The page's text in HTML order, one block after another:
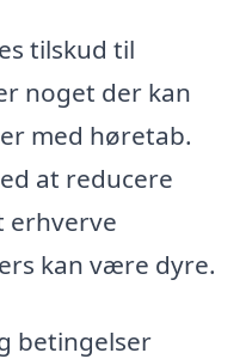
tilskud til
noget der kan
med høretab.
at reducere
erhverve
kan være dyre.
betingelser